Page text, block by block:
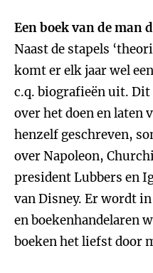
Een boek van de man
Naast de stapels
komt er elk jaar wel
c.q. biografieën uit.
over het doen en laten
henzelf geschreven,
over Napoleon,
president Lubbers en
van Disney. Er wordt
en boekenhandelaren
boeken het liefst door